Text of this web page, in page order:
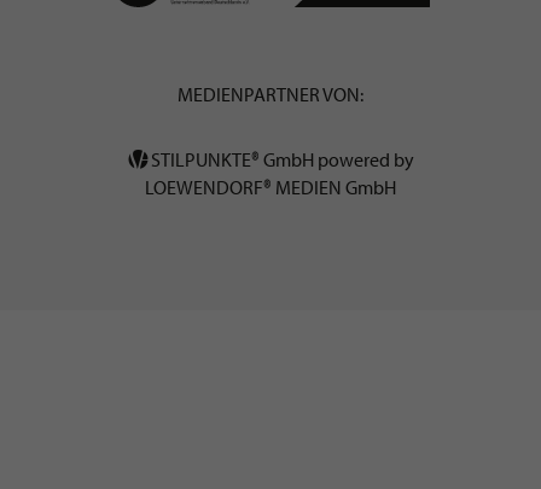
MEDIENPARTNER VON:
STILPUNKTE® GmbH powered by
LOEWENDORF® MEDIEN GmbH